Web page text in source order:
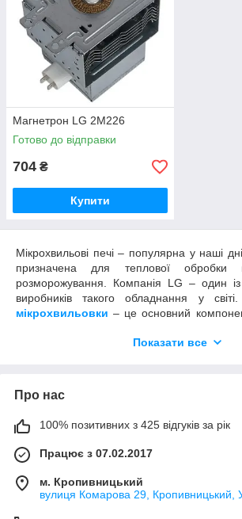
Магнетрон LG 2M226
Готово до відправки
704 ₴
Купити
Мікрохвильові печі – популярна у наші
призначена для теплової обробки
розморожування. Компанія LG – один
виробників такого обладнання у світі.
мікрохвильовки – це основний
лампою, що випромінює
магнетрон для мікрохвильовки LG і
для його заміни.
Чому виходить з ладу
Причин, через які ламається головна
процесі експлуатації. При
обладнання відбувається виснаження
це магнетрон LG поступово втрачає
Показати все
Про нас
100% позитивних з 425 відгуків за рік
Працює з 07.02.2017
м. Кропивницький
вулиця Комарова 29, Кропивницький,